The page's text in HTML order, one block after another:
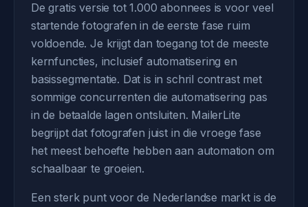
De gratis versie tot 1.000 abonnees is voor veel
startende fotografen in de eerste fase ruim
voldoende. Je krijgt dan toegang tot de meeste
kernfuncties, inclusief automatisering en
basissegmentatie. Dat is in schril contrast met
sommige concurrenten die automatisering pas
in de betaalde lagen ontsluiten. MailerLite
begrijpt dat fotografen juist in die vroege fase
het meest behoefte hebben aan automation om
schaalbaar te groeien.
Een sterk punt voor de Nederlandse markt is de